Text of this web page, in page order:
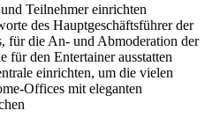
Teilnehmer einrichten
des Hauptgeschäftsführer der
für die An- und Abmoderation der
für den Entertainer ausstatten
einrichten, um die vielen
Offices mit eleganten